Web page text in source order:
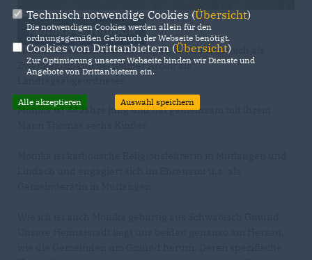
Monika Offenloch
Monika Offenloch aus Mutlangen unterstützt mich als
Zweitkandidatin bei meiner Arbeit als
Monika ist 44 Jahre jung und hat gemeinsam mit ihrem
Technisch notwendige Cookies (Übersicht)
Die notwendigen Cookies werden allein für den
ordnungsgemäßen Gebrauch der Webseite benötigt.
Cookies von Drittanbietern (Übersicht)
Zur Optimierung unserer Webseite binden wir Dienste und
Angebote von Drittanbietern ein.
Alle akzeptieren Auswahl speichern